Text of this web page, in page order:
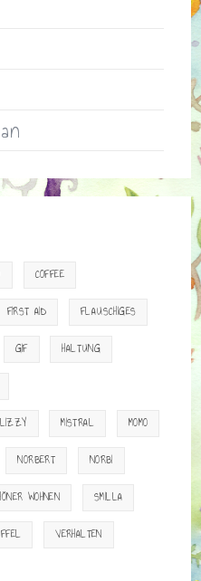
COFFEE
FIRST AID FLAUSCHIGES
GIF HALTUNG
LIZZY MISTRAL MOMO
NORBERT NORBI
WOHNEN SMILLA
VERHALTEN